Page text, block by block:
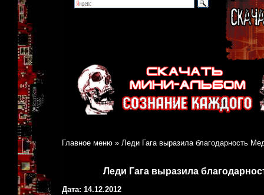
Главное меню » Леди Гага выразила благодарность
Леди Гага выразила
Дата: 14.12.2012